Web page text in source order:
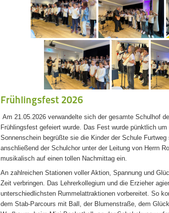
Frühlingsfest 2026
Am 21.05.2026 verwandelte sich der gesamte Schulhof
Frühlingsfest gefeiert wurde. Das Fest wurde pünktlich
Sonnenschein begrüßte sie die Kinder der Schule
anschließend der Schulchor unter der Leitung von Herrn
musikalisch auf einen tollen Nachmittag ein.
An zahlreichen Stationen voller Aktion, Spannung und
Zeit verbringen. Das Lehrerkollegium und die Erzieher
unterschiedlichsten Rummelattraktionen vorbereitet. So
dem Stab-Parcours mit Ball, der Blumenstraße, dem